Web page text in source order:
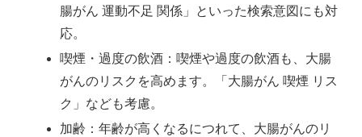
腸がん 運動不足 関係」といった検索意図にも対
応。
喫煙・過度の飲酒：喫煙や過度の飲酒も、大腸
がんのリスクを高めます。「大腸がん 喫煙 リス
ク」なども考慮。
加齢：年齢が高くなるにつれて、大腸がんのリ